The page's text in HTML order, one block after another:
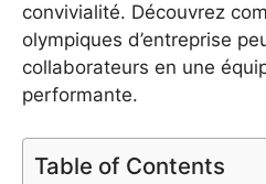
convivialité. Découvrez
olympiques d’entreprise
collaborateurs en une
performante.
Table of Contents